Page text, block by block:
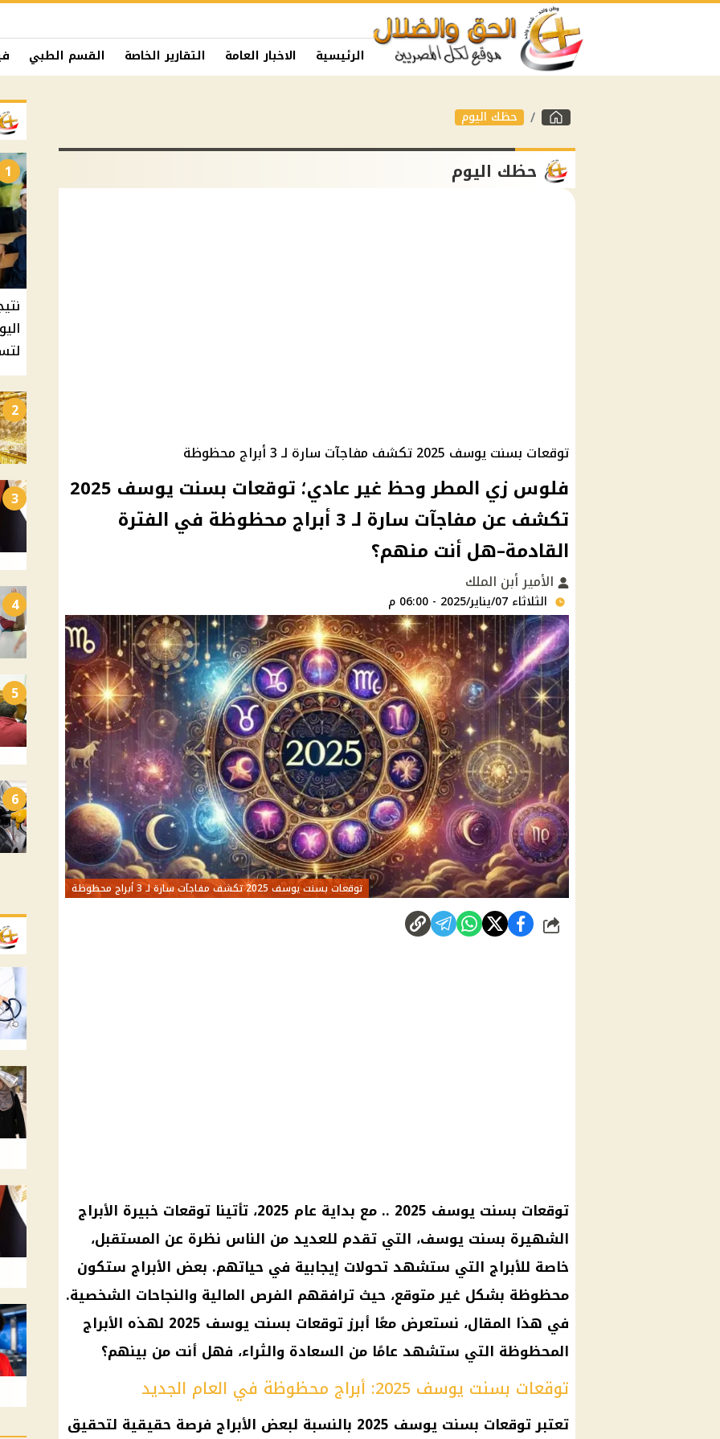
الرئيسية الاخبار العامة التقارير الخاصة القسم الطبي
حظك اليوم
حظك اليوم
توقعات بسنت يوسف 2025 تكشف مفاجآت سارة لـ 3 أبراج محظوظة
فلوس زي المطر وحظ غير عادي؛ توقعات بسنت يوسف 2025
تكشف عن مفاجآت سارة لـ 3 أبراج محظوظة في الفترة
القادمة–هل أنت منهم؟
الأمير أبن الملك
الثلاثاء 07/يناير/2025 - 06:00 م
توقعات بسنت يوسف 2025 تكشف مفاجآت سارة لـ 3 أبراج محظوظة
شارك
توقعات بسنت يوسف 2025 .. مع بداية عام 2025، تأتينا توقعات خبيرة الأبراج
الشهيرة بسنت يوسف، التي تقدم للعديد من الناس نظرة عن المستقبل،
خاصة للأبراج التي ستشهد تحولات إيجابية في حياتهم. بعض الأبراج ستكون
محظوظة بشكل غير متوقع، حيث ترافقهم الفرص المالية والنجاحات الشخصية.
في هذا المقال، نستعرض معًا أبرز توقعات بسنت يوسف 2025 لهذه الأبراج
المحظوظة التي ستشهد عامًا من السعادة والثراء، فهل أنت من بينهم؟
توقعات بسنت يوسف 2025: أبراج محظوظة في العام الجديد
تعتبر توقعات بسنت يوسف 2025 بالنسبة لبعض الأبراج فرصة حقيقية لتحقيق
1
2
3
4
5
6